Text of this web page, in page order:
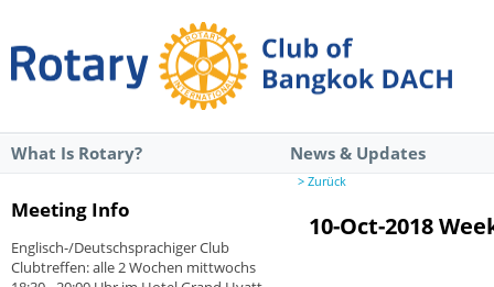
What Is Rotary? News & Updates
Meeting Info
Englisch-/Deutschsprachiger Club
Clubtreffen: alle 2 Wochen mittwochs
> Zurück
10-Oct-2018